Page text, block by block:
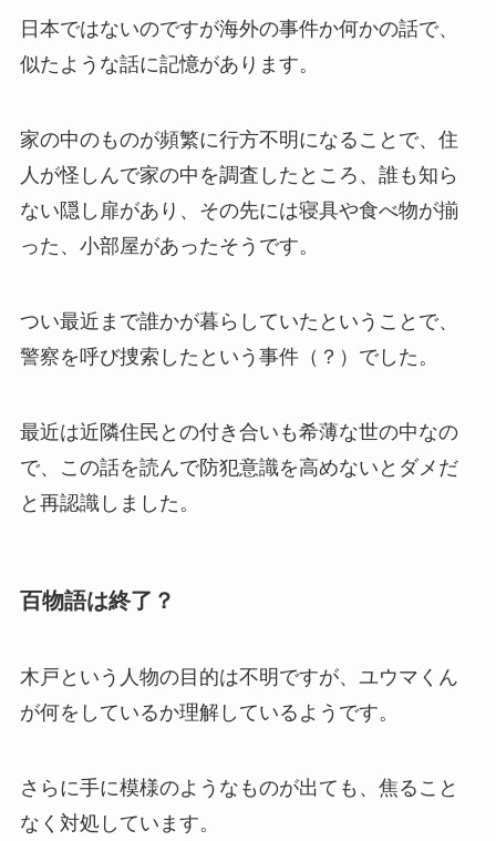
日本ではないのですが海外の事件か何かの話で、
似たような話に記憶があります。
家の中のものが頻繁に行方不明になることで、住
人が怪しんで家の中を調査したところ、誰も知ら
ない隠し扉があり、その先には寝具や食べ物が揃
った、小部屋があったそうです。
つい最近まで誰かが暮らしていたということで、
警察を呼び捜索したという事件（？）でした。
最近は近隣住民との付き合いも希薄な世の中なの
で、この話を読んで防犯意識を高めないとダメだ
と再認識しました。
百物語は終了？
木戸という人物の目的は不明ですが、ユウマくん
が何をしているか理解しているようです。
さらに手に模様のようなものが出ても、焦ること
なく対処しています。